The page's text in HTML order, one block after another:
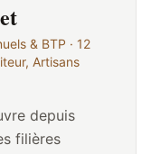
& BTP · 12
Artisans
depuis
filières